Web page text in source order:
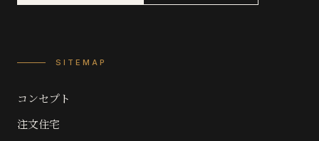
SITEMAP
コンセプト
注文住宅